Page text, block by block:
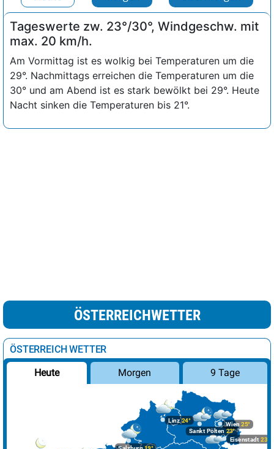
Tageswerte zw. 23°/30°, Windgeschw. mit
max. 20 km/h.
Am Vormittag ist es wolkig bei Temperaturen um die
29°. Nachmittags erreichen die Temperaturen um die
30° und am Abend ist es stark bewölkt bei 29°. Heute
Nacht sinken die Temperaturen bis 21°.
ÖSTERREICHWETTER
ÖSTERREICH WETTER
Heute Morgen 9 Tage
Linz24°
Salzburg19°
Wien25°
Eisenstadt23°
Sankt Pölten23°